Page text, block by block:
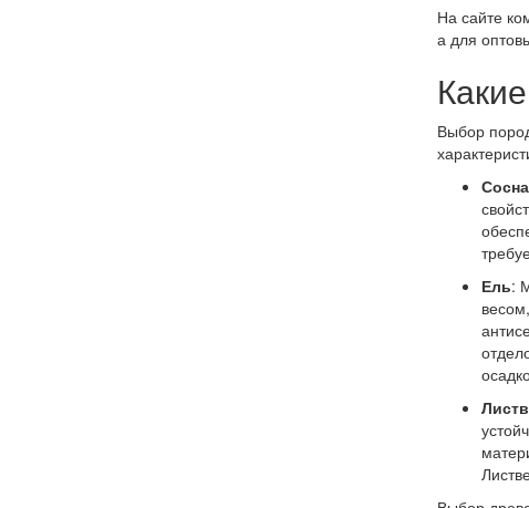
На сайте
а для
Выбор
Сосна
Ель: